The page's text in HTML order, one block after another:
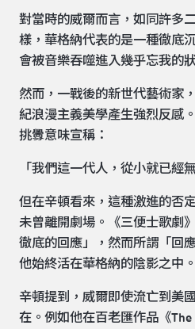
對當時的威爾而言，如同許多
樣，華格納代表的是一種徹底
會被音樂吞噬進入幾乎忘我的
然而，一戰後的新世代藝術家
紀浪漫主義美學產生強烈反感
挑釁意味宣稱：
「我們這一代人，從小就已經
但在辛頓看來，這種激進的否
未曾離開劇場。《三便士歌劇
徹底的回應」，然而所謂「回
他始終活在華格納的陰影之中。
辛頓提到，威爾即使流亡到美
在。例如他在百老匯作品《The